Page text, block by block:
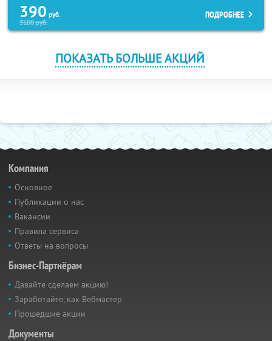
390 руб.
3100руб.
ПОДРОБНЕЕ
ПОКАЗАТЬ БОЛЬШЕ АКЦИЙ
Компания
Основное
Публикации о нас
Вакансии
Правила сервиса
Ответы на вопросы
Бизнес-Партнёрам
Давайте сделаем акцию!
Заработайте, как Вебмастер
Прошедшие акции
Документы